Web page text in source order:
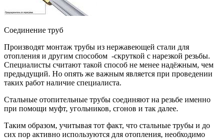
Соединение труб
Производят монтаж трубы из нержавеющей стали для
отопления и другим способом -скруткой с нарезкой резьбы.
Специалисты считают такой способ не менее надёжным, чем
предыдущий. Но опять же важным является при проведении
таких работ наличие специалиста.
Стальные отопительные трубы соединяют на резьбе именно
при помощи муфт, угольников, сгонов и так далее.
Таким образом, учитывая тот факт, что стальные трубы и до
сих пор активно используются для отопления, необходимо